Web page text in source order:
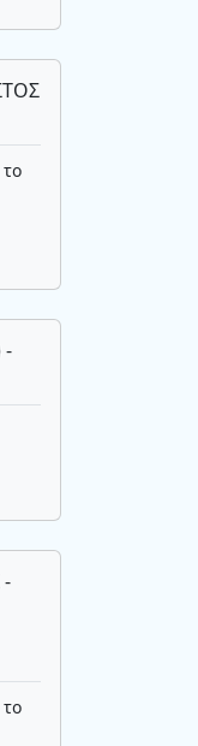
-